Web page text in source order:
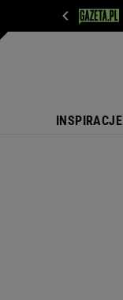
INSPIRACJE